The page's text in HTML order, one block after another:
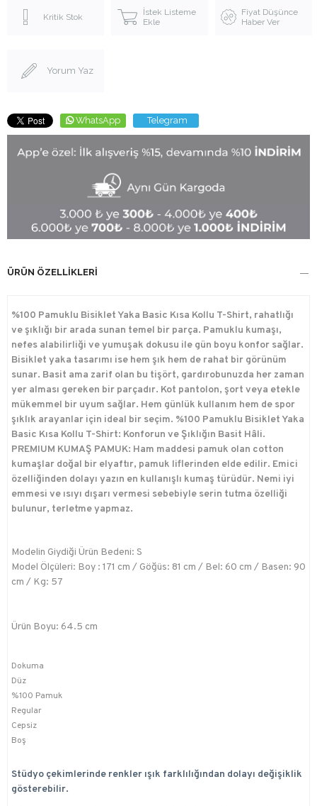
Kritik Stok
İstek Listeme
Ekle
Fiyat Düşünce
Haber Ver
Yorum Yaz
WhatsApp Telegram
ÜRÜN ÖZELLIKLERI
%100 Pamuklu Bisiklet Yaka Basic Kısa Kollu T-Shirt, rahatlığı
ve şıklığı bir arada sunan temel bir parça. Pamuklu kumaşı,
nefes alabilirliği ve yumuşak dokusu ile gün boyu konfor sağlar.
Bisiklet yaka tasarımı ise hem şık hem de rahat bir görünüm
sunar. Basit ama zarif olan bu tişört, gardırobunuzda her zaman
yer alması gereken bir parçadır. Kot pantolon, şort veya etekle
mükemmel bir uyum sağlar. Hem günlük kullanım hem de spor
şıklık arayanlar için ideal bir seçim. %100 Pamuklu Bisiklet Yaka
Basic Kısa Kollu T-Shirt: Konforun ve Şıklığın Basit Hâli.
PREMIUM KUMAŞ PAMUK: Ham maddesi pamuk olan cotton
kumaşlar doğal bir elyaftır, pamuk liflerinden elde edilir. Emici
özelliğinden dolayı yazın en kullanışlı kumaş türüdür. Nemi iyi
emmesi ve ısıyı dışarı vermesi sebebiyle serin tutma özelliği
bulunur, terletme yapmaz.
Modelin Giydiği Ürün Bedeni: S
Model Ölçüleri: Boy : 171 cm / Göğüs: 81 cm / Bel: 60 cm / Basen: 90
cm / Kg: 57
Ürün Boyu: 64.5 cm
Dokuma
Düz
%100 Pamuk
Regular
Cepsiz
Boş
Stüdyo çekimlerinde renkler ışık farklılığından dolayı değişiklik
gösterebilir.